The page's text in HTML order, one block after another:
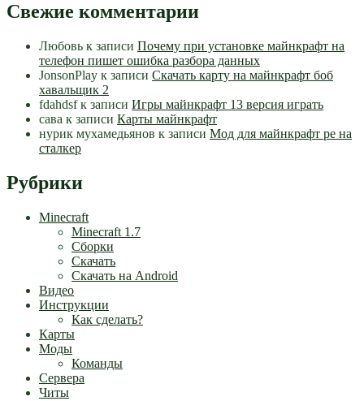
Свежие комментарии
Любовь к записи Почему при установке майнкрафт на
телефон пишет ошибка разбора данных
JonsonPlay к записи Скачать карту на майнкрафт боб
хавальщик 2
fdahdsfк записи Игры майнкрафт 13 версия играть
сава к записи Карты майнкрафт
нурик мухамедьянов к записи Мод для майнкрафт pe на
сталкер
Рубрики
Minecraft
Minecraft 1.7
Сборки
Скачать
Скачать на Android
Видео
Инструкции
Как сделать?
Карты
Моды
Команды
Сервера
Читы